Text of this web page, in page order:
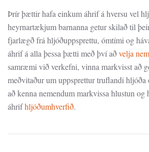
Þrír þættir hafa einkum áhrif á hversu vel
heyrnartækjum barnanna getur skilað til
fjarlægð frá hljóðuppsprettu, ómtími og
áhrif á alla þessa þætti með því aðvelja
samræmi við verkefni, vinna markvisst að
meðvitaður um uppsprettur truflandi
að kenna nemendummarkvissa hlustun og
áhrifhljóðumhverfið.